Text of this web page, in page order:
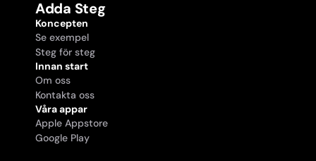
Adda Steg
Koncepten
Se exempel
Steg för steg
Innan start
Om oss
Kontakta oss
Våra appar
Apple Appstore
Google Play